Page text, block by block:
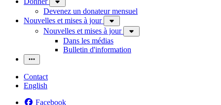
Devenez un donateur mensuel
Nouvelles et mises à jour
Nouvelles et mises à jour
Dans les médias
Bulletin d'information
Contact
English
Facebook